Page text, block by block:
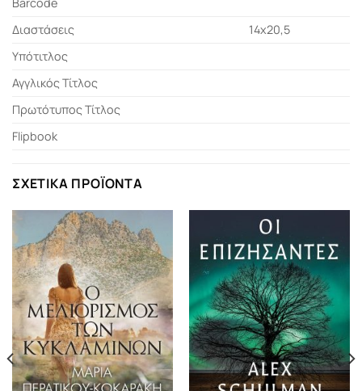
Διαστάσεις
14χ20,5
Υπότιτλος
Αγγλικός Τίτλος
Πρωτότυπος Τίτλος
Flipbook
ΣΧΕΤΙΚΆ ΠΡΟΪΌΝΤΑ